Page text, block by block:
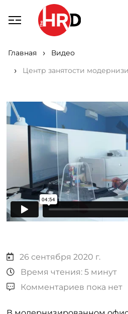
Главная
Видео
Центр занятости
26 сентября 2020 г.
Время чтения: 5 минут
Комментариев пока нет